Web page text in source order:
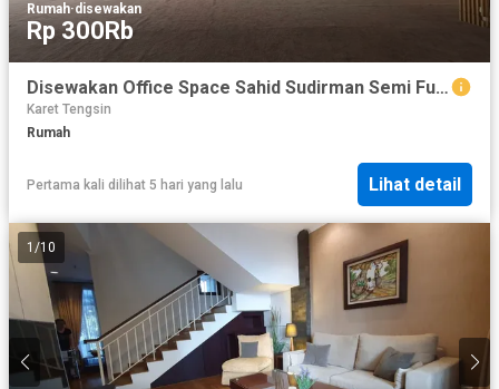
Rumah·disewakan
Rp 300Rb
Disewakan Office Space Sahid Sudirman Semi Furnished View Jakarta
Karet Tengsin
Rumah
Pertama kali dilihat 5 hari yang lalu Lihat detail
1 /10